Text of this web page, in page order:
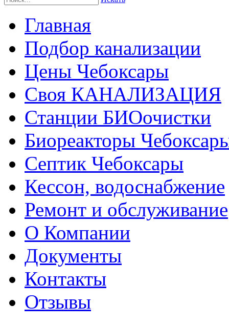
Главная
Подбор канализации
Цены Чебоксары
Своя КАНАЛИЗАЦИЯ
Станции БИОочистки
Биореакторы
Септик Чебоксары
Кессон, водоснабжение
Ремонт и обслуживание
О Компании
Документы
Контакты
Отзывы